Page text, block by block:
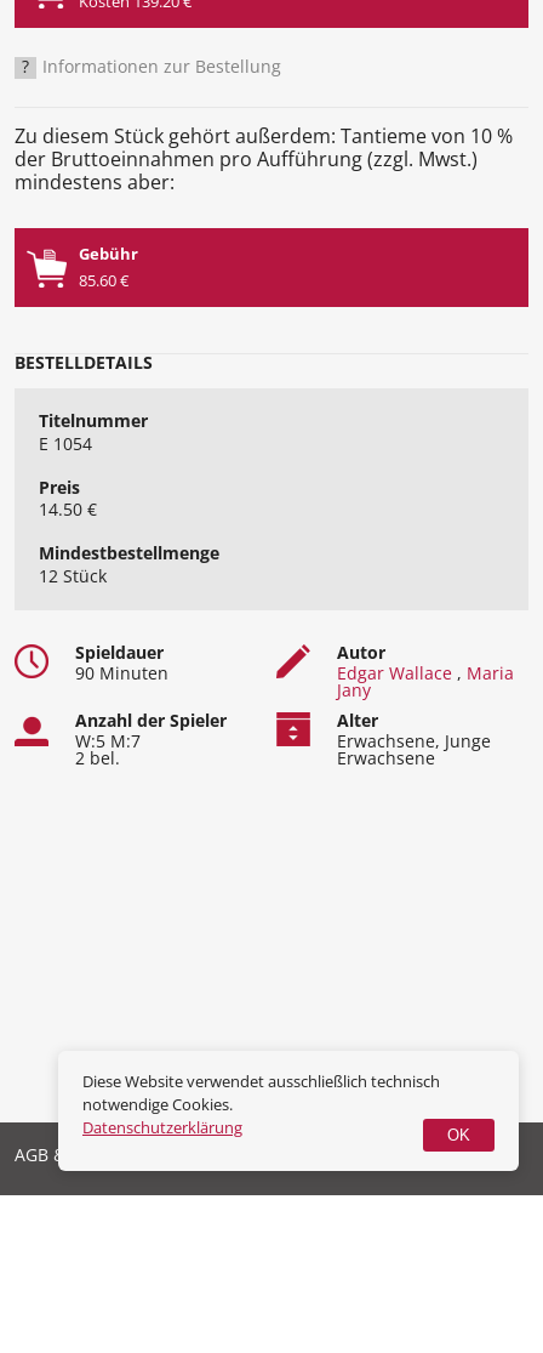
? Informationen zur Bestellung
Zu diesem Stück gehört außerdem: Tantieme von 10 %
der Bruttoeinnahmen pro Aufführung (zzgl. Mwst.)
mindestens aber:
Gebühr
85.60 €
BESTELLDETAILS
Titelnummer
E 1054
Preis
14.50 €
Mindest​bestellmenge
12 Stück
Spieldauer
90 Minuten
Autor
Edgar Wallace , Maria
Jany
Anzahl der Spieler
W:5 M:7
2 bel.
Alter
Erwachsene, Junge
Erwachsene
AGB & Widerrufsrecht
Diese Website verwendet ausschließlich technisch
notwendige Cookies.
Datenschutzerklärung
OK